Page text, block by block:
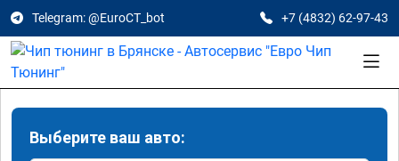
Telegram: @EuroCT_bot +7 (4832) 62-97-43
Выберите ваш авто: